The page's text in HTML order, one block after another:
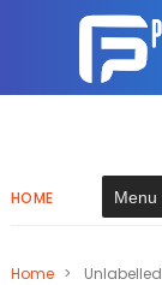
HOME
Home > Unlabelled